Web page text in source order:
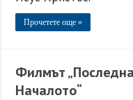
Прочетете още »
Филмът
Началото“